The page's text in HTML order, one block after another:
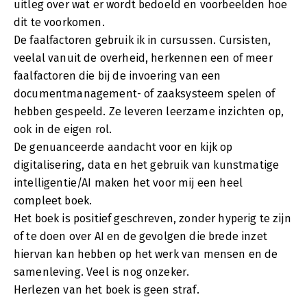
uitleg over wat er wordt bedoeld en voorbeelden hoe
dit te voorkomen.
De faalfactoren gebruik ik in cursussen. Cursisten,
veelal vanuit de overheid, herkennen een of meer
faalfactoren die bij de invoering van een
documentmanagement- of zaaksysteem spelen of
hebben gespeeld. Ze leveren leerzame inzichten op,
ook in de eigen rol.
De genuanceerde aandacht voor en kijk op
digitalisering, data en het gebruik van kunstmatige
intelligentie/AI maken het voor mij een heel
compleet boek.
Het boek is positief geschreven, zonder hyperig te zijn
of te doen over AI en de gevolgen die brede inzet
hiervan kan hebben op het werk van mensen en de
samenleving. Veel is nog onzeker.
Herlezen van het boek is geen straf.